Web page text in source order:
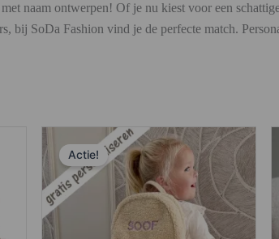
naam ontwerpen! Of je nu kiest voor een
bij SoDa Fashion vind je de perfecte match.
Actie!
Oorspronkelijke
prijs
was:
€39,95.
Huidige
prijs
is:
€29,99.